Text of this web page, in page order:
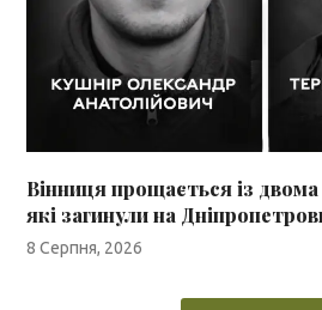
Вінниця прощається із
які загинули на
8 Серпня, 2026